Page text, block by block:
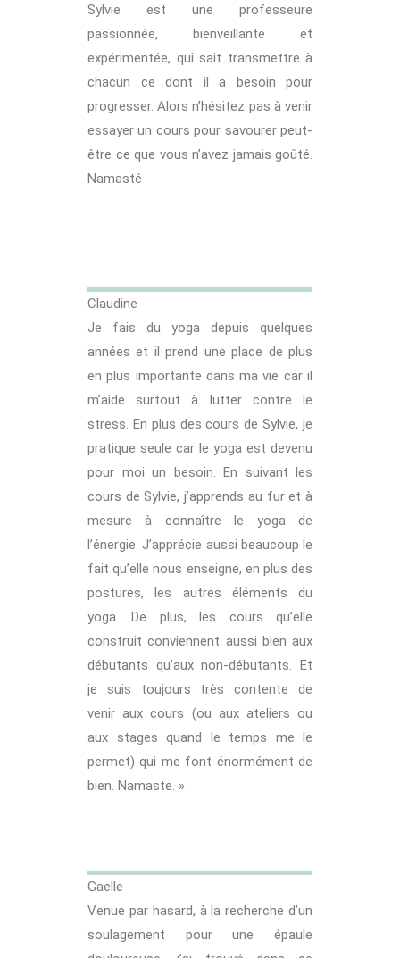
Sylvie est une professeure
passionnée, bienveillante et
expérimentée, qui sait transmettre à
chacun ce dont il a besoin pour
progresser. Alors n’hésitez pas à venir
essayer un cours pour savourer peut-
être ce que vous n’avez jamais goûté.
Namasté
Claudine
Je fais du yoga depuis quelques
années et il prend une place de plus
en plus importante dans ma vie car il
m’aide surtout à lutter contre le
stress. En plus des cours de Sylvie, je
pratique seule car le yoga est devenu
pour moi un besoin. En suivant les
cours de Sylvie, j’apprends au fur et à
mesure à connaître le yoga de
l’énergie. J’apprécie aussi beaucoup le
fait qu’elle nous enseigne, en plus des
postures, les autres éléments du
yoga. De plus, les cours qu’elle
construit conviennent aussi bien aux
débutants qu’aux non-débutants. Et
je suis toujours très contente de
venir aux cours (ou aux ateliers ou
aux stages quand le temps me le
permet) qui me font énormément de
bien. Namaste. »
Gaelle
Venue par hasard, à la recherche d’un
soulagement pour une épaule